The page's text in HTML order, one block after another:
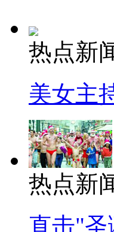
热点新
美女主
热点新
直击"